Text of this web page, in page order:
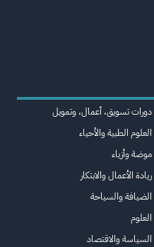
دورات تسويق، أعمال، وتمويل
العلوم الطبية والأحياء
موضة وأزياء
ريادة الأعمال والابتكار
الضيافة والسياحة
العلوم
السياسة والاقتصاد